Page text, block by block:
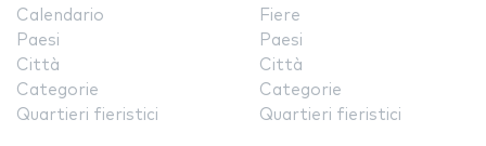
Calendario
Paesi
Città
Categorie
Quartieri fieristici
Fiere
Paesi
Città
Categorie
Quartieri fieristici